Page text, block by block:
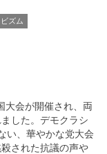
ズム
大会が開催され、両
した。デモクラシ
い、華やかな党大会
された抗議の声や